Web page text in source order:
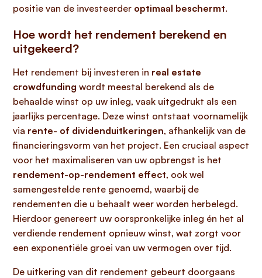
positie van de investeerder optimaal beschermt.
Hoe wordt het rendement berekend en
uitgekeerd?
Het rendement bij investeren in real estate
crowdfunding wordt meestal berekend als de
behaalde winst op uw inleg, vaak uitgedrukt als een
jaarlijks percentage. Deze winst ontstaat voornamelijk
via rente- of dividenduitkeringen, afhankelijk van de
financieringsvorm van het project. Een cruciaal aspect
voor het maximaliseren van uw opbrengst is het
rendement-op-rendement effect, ook wel
samengestelde rente genoemd, waarbij de
rendementen die u behaalt weer worden herbelegd.
Hierdoor genereert uw oorspronkelijke inleg én het al
verdiende rendement opnieuw winst, wat zorgt voor
een exponentiële groei van uw vermogen over tijd.
De uitkering van dit rendement gebeurt doorgaans